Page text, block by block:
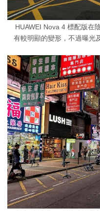
HUAWEI Nova 4 標配版在
有較明顯的變形，不過曝光